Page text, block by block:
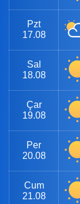
Pzt
17.08
Sal
18.08
Çar
19.08
Per
20.08
Cum
21.08